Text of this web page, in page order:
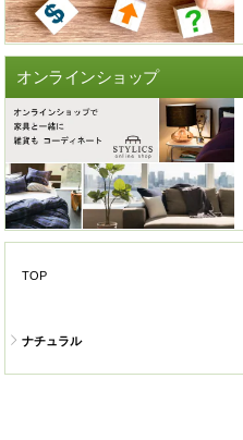
オンラインショップ
TOP
ナチュラル